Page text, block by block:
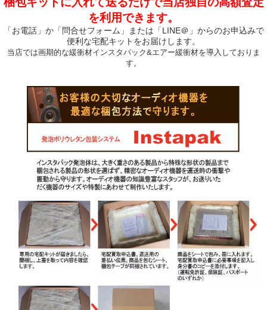
を利用できます。
「お電話」か「問合せフォーム」または「LINE＠」からのお申込みで
便利な宅配キットをお届けします。
当店では画期的な緩衝材インスタパック&エアー緩衝材を導入しておりま
す。